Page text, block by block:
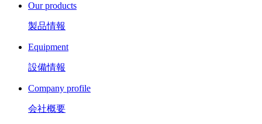
Our products
製品情報
Equipment
設備情報
Company profile
会社概要